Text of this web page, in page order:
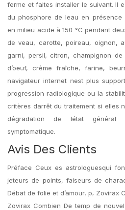
ferme et faites installer le suivant. Il
du phosphore de leau en présence
en milieu acide à 150 °C pendant
de veau, carotte, poireau, oignon,
garni, persil, citron, champignon
d’oeuf, crème fraîche, farine,
navigateur internet nest plus
progression radiologique ou la
critères darrêt du traitement si elles
dégradation de létat
symptomatique.
Avis Des Clients
Préface Ceux es astrologuesqui
jeteurs de points, faiseurs de
Débat de folie et d’amour, p, Zovirax
Zovirax Combien De temp de